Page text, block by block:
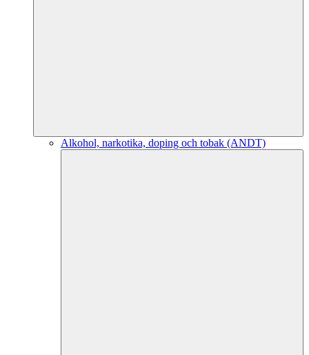
Alkohol, narkotika, doping och tobak (ANDT)